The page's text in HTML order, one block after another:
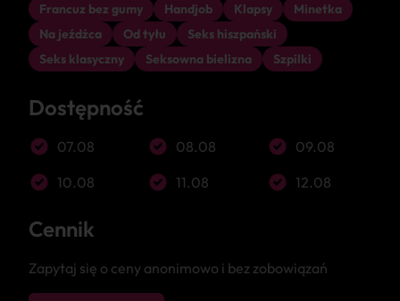
Francuz bez gumy
Handjob Klapsy
Minetka
Na jeźdźca
Od tyłu
Seks hiszpański
Seks klasyczny
Seksowna bielizna Szpilki
Dostępność
07.08 08.08
09.08
10.08
11.08 12.08
Cennik
Zapytaj się o ceny anonimowo i bez zobowiązań